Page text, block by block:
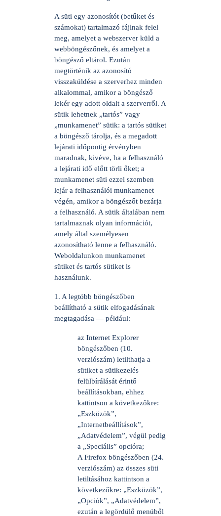
A süti egy azonosítót (betűket és
számokat) tartalmazó fájlnak felel
meg, amelyet a webszerver küld a
webböngészőnek, és amelyet a
böngésző eltárol. Ezután
megtörténik az azonosító
visszaküldése a szerverhez minden
alkalommal, amikor a böngésző
lekér egy adott oldalt a szerverről. A
sütik lehetnek „tartós” vagy
„munkamenet” sütik: a tartós sütiket
a böngésző tárolja, és a megadott
lejárati időpontig érvényben
maradnak, kivéve, ha a felhasználó
a lejárati idő előtt törli őket; a
munkamenet süti ezzel szemben
lejár a felhasználói munkamenet
végén, amikor a böngészőt bezárja
a felhasználó. A sütik általában nem
tartalmaznak olyan információt,
amely által személyesen
azonosítható lenne a felhasználó.
Weboldalunkon munkamenet
sütiket és tartós sütiket is
használunk.
1. A legtöbb böngészőben
beállítható a sütik elfogadásának
megtagadása — például:
az Internet Explorer
böngészőben (10.
verziószám) letilthatja a
sütiket a sütikezelés
felülbírálását érintő
beállításokban, ehhez
kattintson a következőkre:
„Eszközök”,
„Internetbeállítások”,
„Adatvédelem”, végül pedig
a „Speciális” opcióra;
A Firefox böngészőben (24.
verziószám) az összes süti
letiltásához kattintson a
következőkre: „Eszközök”,
„Opciók”, „Adatvédelem”,
ezután a legördülő menüből